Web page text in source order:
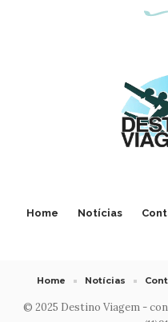
Home Notícias
© 2025 Destino Viagem -
Home Notícias